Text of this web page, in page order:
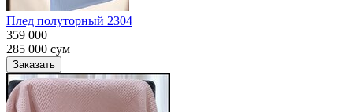
Плед полуторный 2304
359 000
285 000 сум
Заказать